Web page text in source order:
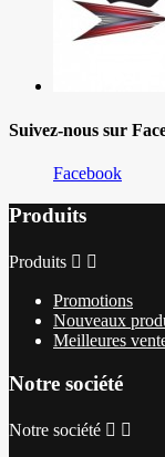
Suivez-nous sur
Facebook
Produits
Produits  
Promotions
Nouveaux
Meilleures
Notre société
Notre société  